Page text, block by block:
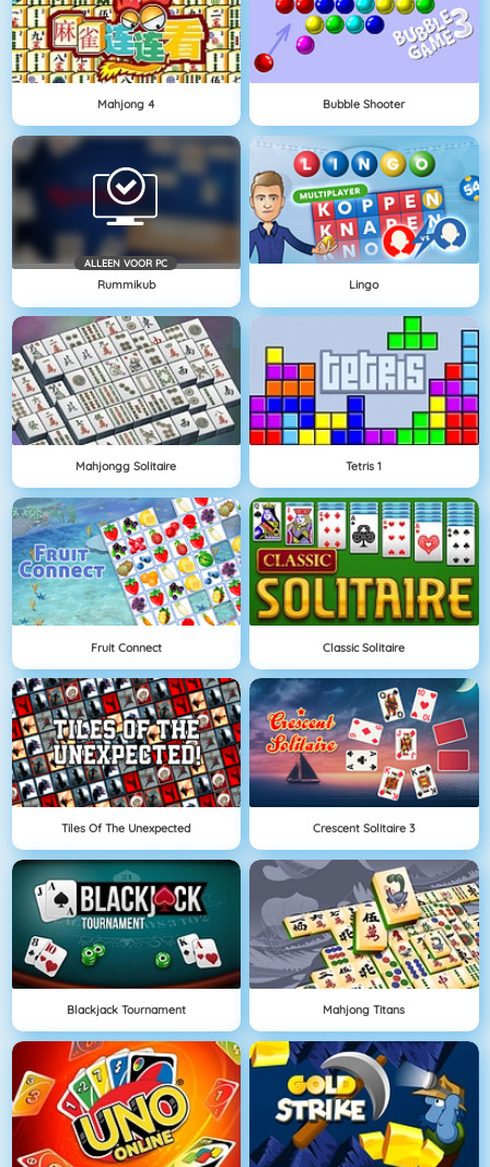
Mahjong 4 Bubble Shooter
ALLEEN VOOR PC
Rummikub Lingo
Mahjongg Solitaire Tetris 1
Fruit Connect Classic Solitaire
Tiles Of The Unexpected Crescent Solitaire 3
Blackjack Tournament Mahjong Titans